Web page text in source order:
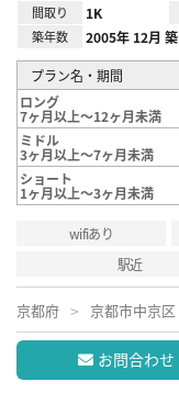
間取り 1K
築年数 2005年 12月 築
プラン名・期間
ロング
7ヶ月以上～12ヶ月未満
ミドル
3ヶ月以上～7ヶ月未満
ショート
1ヶ月以上～3ヶ月未満
wifiあり
駅近
京都府 京都市中京区
お問合わせ